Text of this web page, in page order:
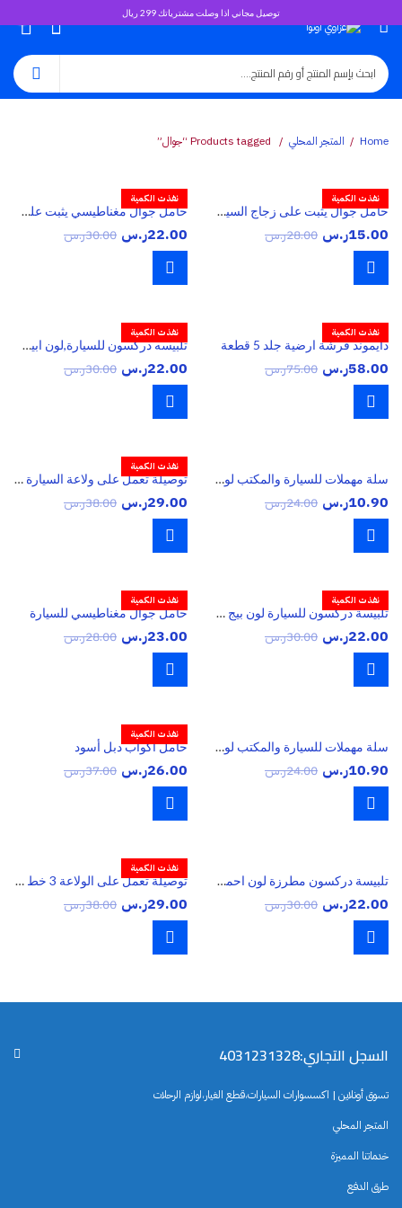
توصيل مجاني اذا وصلت مشترياتك 299 ريال
Home المتجر المحلي
نفذت الكمية
حامل جوال يثبت على زجاج السيارة الامامي
15.00ر.س 28.00ر.س
نفذت الكمية
حامل جوال مغناطيسي يثبت على طبلون السيارة
22.00ر.س 30.00ر.س
نفذت الكمية
دايموند فرشة ارضية جلد 5 قطعة
58.00ر.س 75.00ر.س
نفذت الكمية
تلبيسه دركسون للسيارة,لون ابيض+اسود
22.00ر.س 30.00ر.س
سلة مهملات للسيارة والمكتب لون أسود
10.90ر.س 24.00ر.س
نفذت الكمية
توصيلة تعمل على ولاعة السيارة تايواني 4 متر
29.00ر.س 38.00ر.س
نفذت الكمية
تلبيسة دركسون للسيارة لون بيج مطرز
22.00ر.س 30.00ر.س
نفذت الكمية
حامل جوال مغناطيسي للسيارة
23.00ر.س 28.00ر.س
سلة مهملات للسيارة والمكتب لون احمر
10.90ر.س 24.00ر.س
نفذت الكمية
حامل اكواب دبل أسود
26.00ر.س 37.00ر.س
تلبيسة دركسون مطرزة لون احمر و اسود
22.00ر.س 30.00ر.س
نفذت الكمية
توصيلة تعمل على الولاعة 3 خط تايواني
29.00ر.س 38.00ر.س
السجل التجاري:4031231328
تسوق أونلاين | اكسسوارات السيارات،قطع الغيار،لوازم الرحلات
المتجر المحلي
خدماتنا المميزة
طرق الدفع